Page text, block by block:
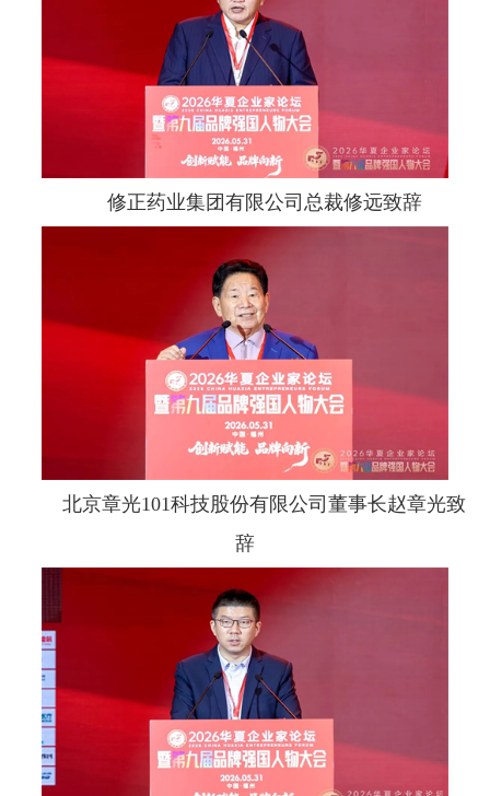
修正药业集团有限公司总裁修远致辞
北京章光101科技股份有限公司董事长赵章光致
辞